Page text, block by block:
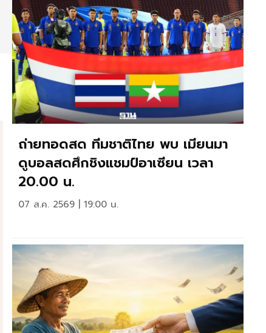
ถ่ายทอดสด ทีมชาติไทย พบ เมียนมา
ดูบอลสดศึกชิงแชมป์อาเซียน เวลา
20.00 น.
07 ส.ค. 2569 | 19:00 น.